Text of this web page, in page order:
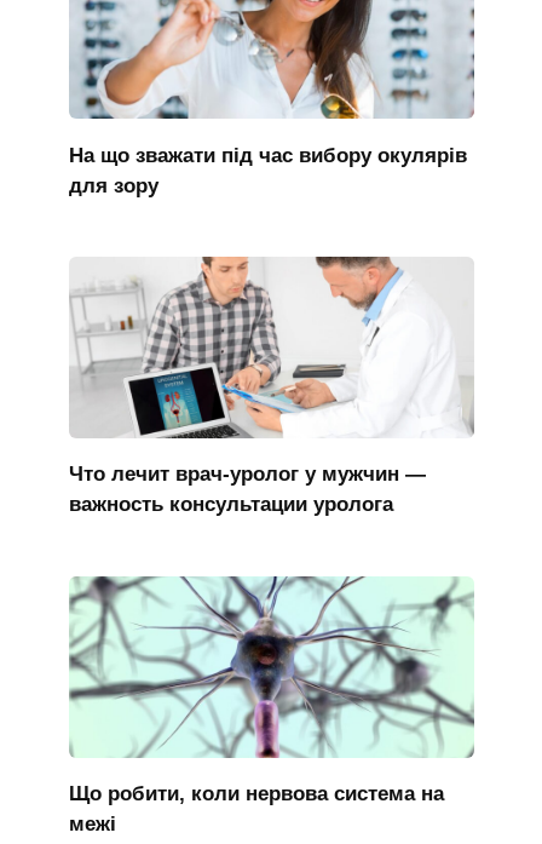
На що зважати під час вибору окулярів
для зору
Что лечит врач-уролог у мужчин —
важность консультации уролога
Що робити, коли нервова система на
межі